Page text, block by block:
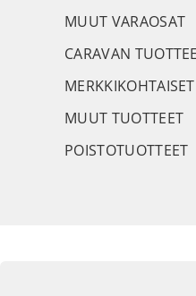
MUUT VARAOSAT
CARAVAN
MUUT TUOTTEET
POISTOTUOTTEET